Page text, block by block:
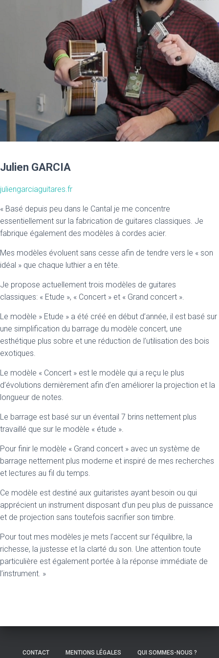
Julien GARCIA
juliengarciaguitares.fr
« Basé depuis peu dans le Cantal je me concentre
essentiellement sur la fabrication de guitares classiques. Je
fabrique également des modèles à cordes acier.
Mes modèles évoluent sans cesse afin de tendre vers le « son
idéal » que chaque luthier a en tête.
Je propose actuellement trois modèles de guitares
classiques: « Etude », « Concert » et « Grand concert »
Le modèle » Etude » a été créé en début d’année, il est basé sur
une simplification du barrage du modèle concert, une
esthétique plus sobre et une réduction de l’utilisation des bois
exotiques.
Le modèle « Concert » est le modèle qui a reçu le plus
d’évolutions dernièrement afin d’en améliorer la projection et la
longueur de notes.
Le barrage est basé sur un éventail 7 brins nettement plus
travaillé que sur le modèle « étude »
Pour finir le modèle « Grand concert » avec un système de
barrage nettement plus moderne et inspiré de mes recherches
et lectures au fil du temps.
Ce modèle est destiné aux guitaristes ayant besoin ou qui
apprécient un instrument disposant d’un peu plus de puissance
et de projection sans toutefois sacrifier son timbre.
Pour tout mes modèles je mets l’accent sur l’équilibre, la
richesse, la justesse et la clarté du son. Une attention toute
particulière est également portée à la réponse immédiate de
l’instrument. »
CONTACT MENTIONS LÉGALES QUI SOMMES-NOUS ?